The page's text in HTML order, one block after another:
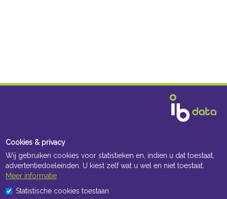
Cookies & privacy
Wij gebruiken cookies voor statistieken en, indien u dat toestaat,
advertentiedoeleinden. U kiest zelf wat u wel en niet toestaat.
Meer informatie
Statistische cookies toestaan